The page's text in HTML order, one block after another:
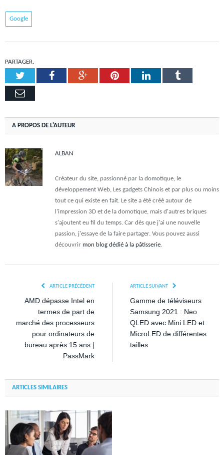
Google
PARTAGER.
TwitterFacebookGoogle+PinterestLinkedInTumblr
Email
A PROPOS DE L'AUTEUR
ALBAN
Créateur du site, passionné par la domotique, le
développement Web, Les gadgets Chinois et par plus ou moins
tout ce qui existe en fait. Le site a été créé autour de
l'impression 3D et de la domotique, mais d'autres briques
s'ajoutent eu fil du temps. Car dès que j'ai une nouvelle
passion, j'essaye de la faire partager. Vous pouvez aussi
découvrir mon blog dédié à la pâtisserie.
ARTICLE PRÉCÉDENT
AMD dépasse Intel en
termes de part de
marché des processeurs
pour ordinateurs de
bureau après 15 ans |
PassMark
ARTICLE SUIVANT
Gamme de téléviseurs
Samsung 2021 : Neo
QLED avec Mini LED et
MicroLED de différentes
tailles
ARTICLES SIMILAIRES